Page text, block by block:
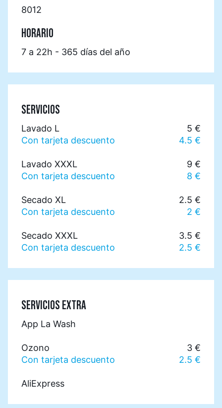
8012
HORARIO
7 a 22h - 365 días del año
SERVICIOS
Lavado L
5 €
Con tarjeta descuento
4.5 €
Lavado XXXL
9 €
Con tarjeta descuento
8 €
Secado XL
2.5 €
Con tarjeta descuento
2 €
Secado XXXL
3.5 €
Con tarjeta descuento
2.5 €
SERVICIOS EXTRA
App La Wash
Ozono
3 €
Con tarjeta descuento
2.5 €
AliExpress